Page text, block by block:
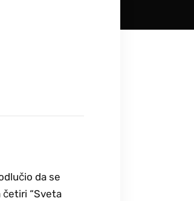
da se
četiri “Sveta